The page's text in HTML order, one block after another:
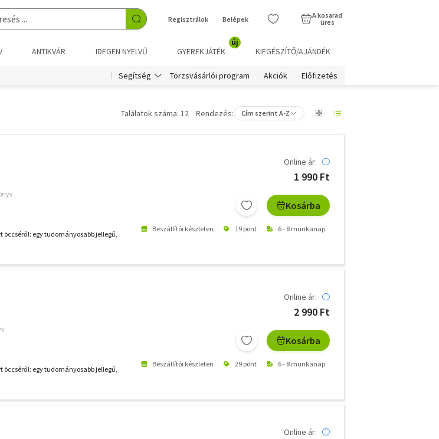
Regisztrálok Belépek
A kosarad
üres
ANTIKVÁR IDEGEN NYELVŰ GYEREKJÁTÉK
új
KIEGÉSZÍTŐ/AJÁNDÉK
Segítség Törzsvásárlói program Akciók Előfizetés
Találatok száma: 12 Rendezés: Cím szerint A-Z
öccséről: egy tudományosabb jellegű,
Online ár:
1 990 Ft
Kosárba
Beszállítói készleten 19 pont 6 - 8 munkanap
öccséről: egy tudományosabb jellegű,
Online ár:
2 990 Ft
Kosárba
Beszállítói készleten 29 pont 6 - 8 munkanap
Online ár: